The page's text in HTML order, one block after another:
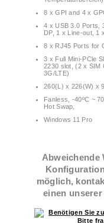
8 x GPI and 4 x
4 x USB 3.0 Ports,
DP, 1 x Line-out, 1
8 x RJ45 Ports for
3 x Full Mini-PCle
2230 slot, (2 x SIM
3G/LTE)
260(L) x 226(W) x
Fanless, -40ºC ~
Hot Swap,
Windows 11 Pro
Abweichende
möglich,
einen unserer